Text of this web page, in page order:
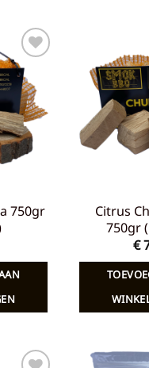
aan
750gr
Citrus
750gr
€